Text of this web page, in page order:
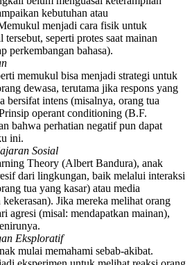
kebutuhan atau
menjadi cara fisik untuk
seperti protes saat mainan
perkembangan bahasa).
memukul bisa menjadi strategi untuk
dewasa, terutama jika respons yang
bersifat intens (misalnya, orang tua
operant conditioning (B.F.
bahwa perhatian negatif pun dapat
ini.
Sosial
Theory (Albert Bandura), anak
dari lingkungan, baik melalui interaksi
tua yang kasar) atau media
Jika mereka melihat orang
agresi (misal: mendapatkan mainan),
Eksploratif
mulai memahami sebab-akibat.